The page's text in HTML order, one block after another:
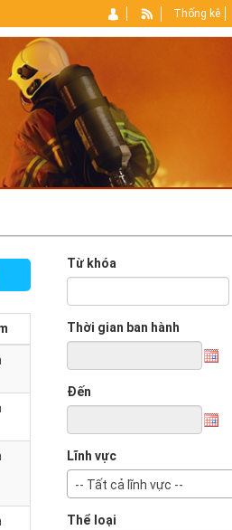
Thống kê
Từ khóa
Thời gian ban hành
Đến
Lĩnh vực
-- Tất cả lĩnh vực --
Thể loại